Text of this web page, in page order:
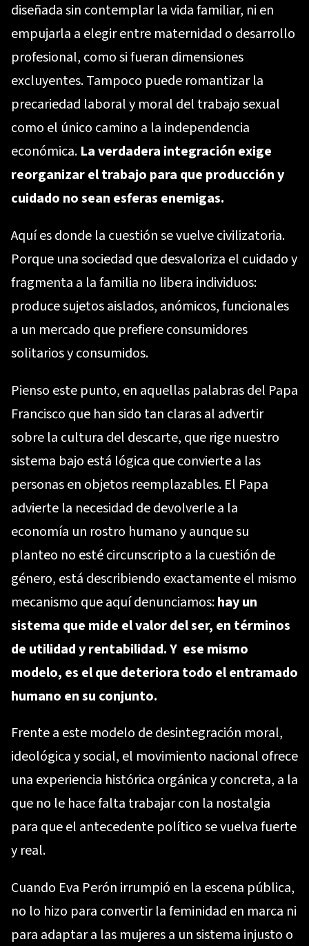
diseñada sin contemplar la vida familiar, ni en
empujarla a elegir entre maternidad o desarrollo
profesional, como si fueran dimensiones
excluyentes. Tampoco puede romantizar la
precariedad laboral y moral del trabajo sexual
como el único camino a la independencia
económica. La verdadera integración exige
reorganizar el trabajo para que producción y
cuidado no sean esferas enemigas.
Aquí es donde la cuestión se vuelve civilizatoria.
Porque una sociedad que desvaloriza el cuidado y
fragmenta a la familia no libera individuos:
produce sujetos aislados, anómicos, funcionales
a un mercado que prefiere consumidores
solitarios y consumidos.
Pienso este punto, en aquellas palabras del Papa
Francisco que han sido tan claras al advertir
sobre la cultura del descarte, que rige nuestro
sistema bajo está lógica que convierte a las
personas en objetos reemplazables. El Papa
advierte la necesidad de devolverle a la
economía un rostro humano y aunque su
planteo no esté circunscripto a la cuestión de
género, está describiendo exactamente el mismo
mecanismo que aquí denunciamos:hay un
sistema que mide el valor del ser, en términos
de utilidad y rentabilidad. Y ese mismo
modelo, es el que deteriora todo el entramado
humano en su conjunto.
Frente a este modelo de desintegración moral,
ideológica y social, el movimiento nacional ofrece
una experiencia histórica orgánica y concreta, a la
que no le hace falta trabajar con la nostalgia
para que el antecedente político se vuelva fuerte
y real.
Cuando Eva Perón irrumpió en la escena pública,
no lo hizo para convertir la feminidad en marca ni
para adaptar a las mujeres a un sistema injusto o